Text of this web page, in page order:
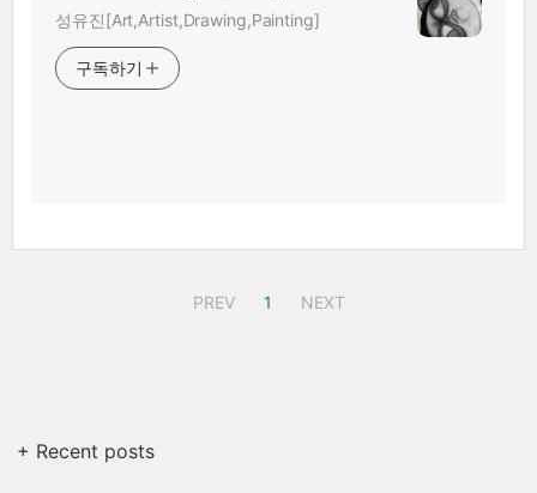
성유진[Art,Artist,Drawing,Painting]
구독하기
PREV 1 NEXT
+ Recent posts